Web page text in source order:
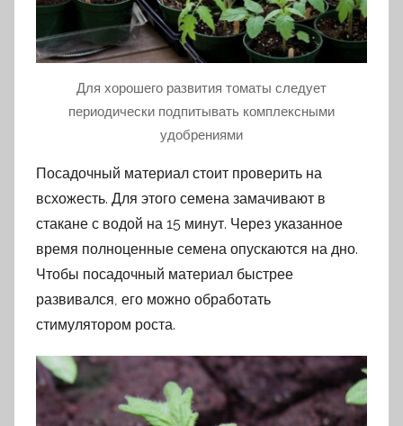
Для хорошего развития томаты следует
периодически подпитывать комплексными
удобрениями
Посадочный материал стоит проверить на
всхожесть. Для этого семена замачивают в
стакане с водой на 15 минут. Через указанное
время полноценные семена опускаются на дно.
Чтобы посадочный материал быстрее
развивался, его можно обработать
стимулятором роста.